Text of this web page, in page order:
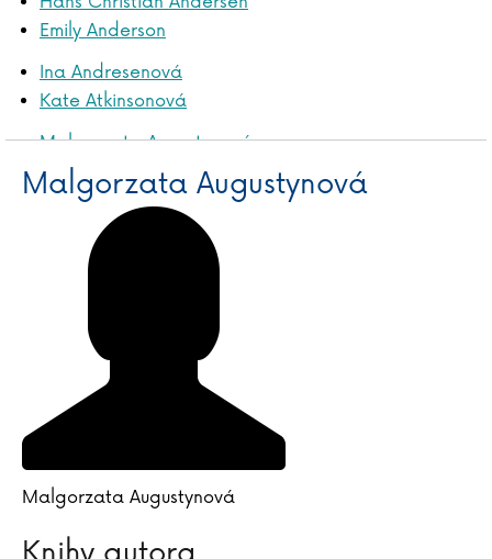
Emily Anderson
Ina Andresenová
Kate Atkinsonová
Malgorzata Augustynová
Malgorzata Augustynová
Malgorzata Augustynová